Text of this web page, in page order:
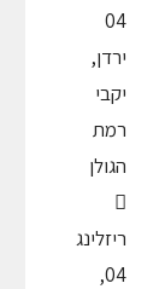
04
ירדן,
יקבי
רמת
הגולן

ריזלינג
04,